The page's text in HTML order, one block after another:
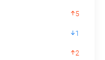
5
1
2